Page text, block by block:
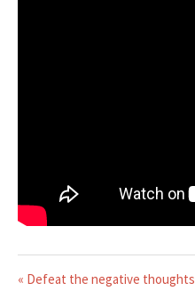
« Defeat the negative thoughts